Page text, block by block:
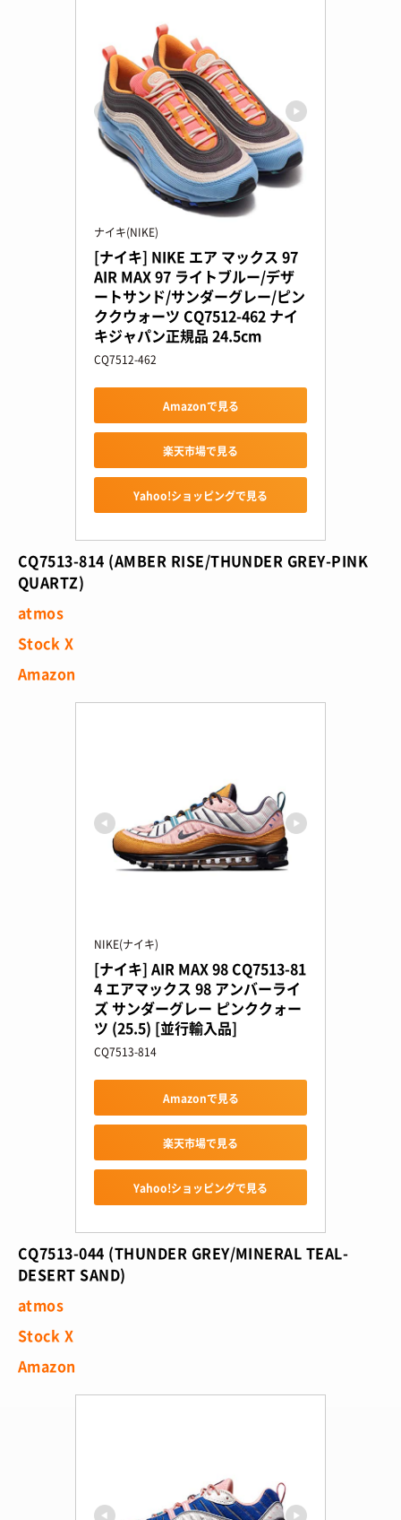
ナイキ(NIKE)
[ナイキ] NIKE エア マックス 97
AIR MAX 97 ライトブルー/デザ
ートサンド/サンダーグレー/ピン
ククウォーツ CQ7512-462 ナイ
キジャパン正規品 24.5cm
CQ7512-462
Amazonで見る
楽天市場で見る
Yahoo!ショッピングで見る
CQ7513-814 (AMBER RISE/THUNDER GREY-PINK
QUARTZ)
atmos
Stock X
Amazon
NIKE(ナイキ)
[ナイキ] AIR MAX 98 CQ7513-81
4 エアマックス 98 アンバーライ
ズ サンダーグレー ピンククォー
ツ (25.5) [並行輸入品]
CQ7513-814
Amazonで見る
楽天市場で見る
Yahoo!ショッピングで見る
CQ7513-044 (THUNDER GREY/MINERAL TEAL-
DESERT SAND)
atmos
Stock X
Amazon